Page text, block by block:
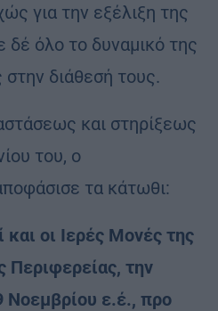
για την εξέλιξη της
όλο το δυναμικό της
διάθεσή τους.
και στηρίξεως
του, ο
τα κάτωθι:
και οι Ιερές Μονές της
Περιφερείας, την
Νοεμβρίου ε.έ., προ